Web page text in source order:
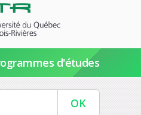
d'études